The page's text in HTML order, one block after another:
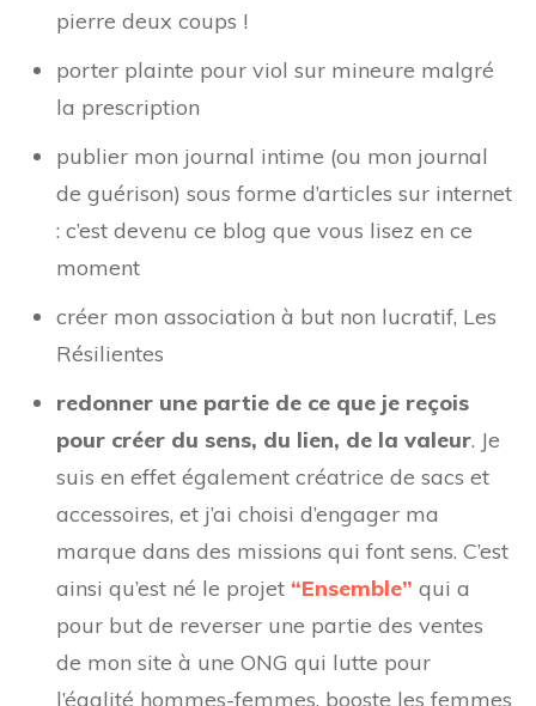
pierre deux coups !
porter plainte pour viol sur mineure malgré
la prescription
publier mon journal intime (ou mon journal
de guérison) sous forme d’articles sur internet
: c’est devenu ce blog que vous lisez en ce
moment
créer mon association à but non lucratif, Les
Résilientes
redonner une partie de ce que je reçois
pour créer du sens, du lien, de la valeur. Je
suis en effet également créatrice de sacs et
accessoires, et j’ai choisi d’engager ma
marque dans des missions qui font sens. C’est
ainsi qu’est né le projet “Ensemble” qui a
pour but de reverser une partie des ventes
de mon site à une ONG qui lutte pour
l’égalité hommes-femmes, booste les femmes